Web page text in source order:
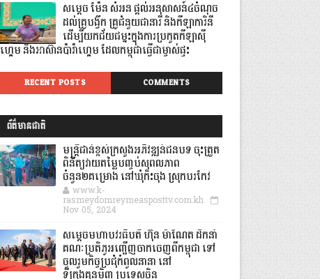
សម្តេច ម៉ែន សំអន ផ្តល់អនុសាសន៍៤ចំណុច
ដល់គ្រូបង្វឹក គ្រូជំនួយជានារី និងកីឡាការិនី
ដើម្បីយកជ័យជម្នះក្នុងការប្រកួតកីឡាស៊ី
ហ្គេម និងអាស៊ានប៉ារ៉ាហ្គេម ដែលកម្ពុជាធ្វើជាម្ចាស់ផ្ទះ
RECENT POSTS COMMENTS
ព័ត៌មានជាតិ
មន្ត្រីជាន់ខ្ពស់ក្រសួងអភិវឌ្ឍន៍ជនបទ ចុះត្រួត
ពិនិត្យវាយតម្លៃបញ្ចប់សុពលភាព
ចំនួន២គម្រោង នៅឃុំកិះចុង ស្រុកបរកែវ
www.k-
rasmeydomreymeasposttv.com.kh
Nov 05, 2024
សម្តេចមហាបវរធិបតី ហ៊ុន ម៉ាណែត ដឹកនាំ
គណៈប្រតិភូអញ្ជើញចាកចេញពីកម្ពុជា ទៅ
ចូលរួមកិច្ចប្រជុំកំពូលនានា នៅ
ទីក្រុងគុនមិញ ប្រទេសចិន